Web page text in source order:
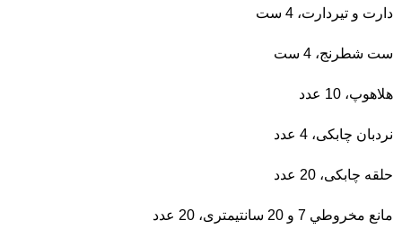
دارت و تیردارت، 4 ست
ست شطرنج، 4 ست
هلاهوپ، 10 عدد
نردبان چابکی، 4 عدد
حلقه چابکی، 20 عدد
مانع مخروطي 7 و 20 سانتیمتری، 20 عدد